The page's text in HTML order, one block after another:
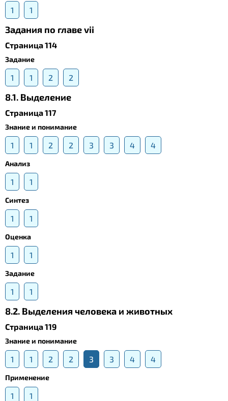
1 1
Задания по главе vii
Страница 114
Задание
1 1 2 2
8.1. Выделение
Страница 117
Знание и понимание
1 1 2 2 3 3 4 4
Анализ
1 1
Синтез
1 1
Оценка
1 1
Задание
1 1
8.2. Выделения человека и животных
Страница 119
Знание и понимание
1 1 2 2 3 3 4 4
Применение
1 1